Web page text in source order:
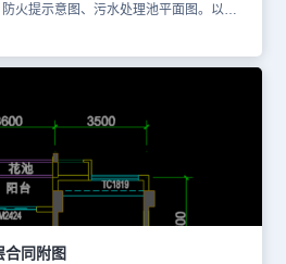
火提示意图、污水处理池平面图。以下
学习。本图纸仅用于学习资料，切勿用
同附图